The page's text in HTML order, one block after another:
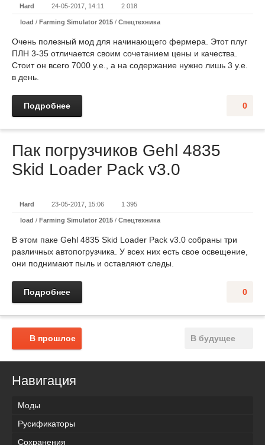
Hard 24-05-2017, 14:11 2 018
load / Farming Simulator 2015 / Спецтехника
Очень полезный мод для начинающего фермера. Этот плуг
ПЛН 3-35 отличается своим сочетанием цены и качества.
Стоит он всего 7000 у.е., а на содержание нужно лишь 3 у.е.
в день.
0
Подробнее
Пак погрузчиков Gehl 4835
Skid Loader Pack v3.0
Hard 23-05-2017, 15:06 1 395
load / Farming Simulator 2015 / Спецтехника
В этом паке Gehl 4835 Skid Loader Pack v3.0 собраны три
различных автопогрузчика. У всех них есть свое освещение,
они поднимают пыль и оставляют следы.
0
Подробнее
В будущее
В прошлое
Навигация
Моды
Русификаторы
Сохранения